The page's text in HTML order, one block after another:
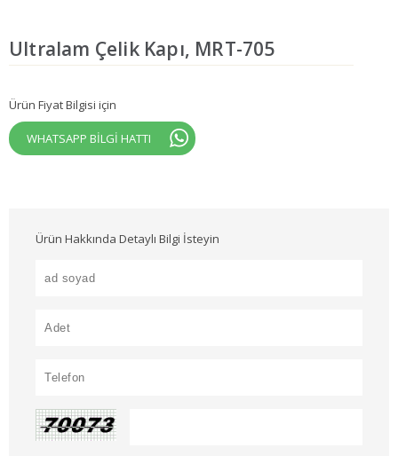
Ultralam Çelik Kapı, MRT-705
Ürün Fiyat Bilgisi için
WHATSAPP BİLGİ HATTI
Ürün Hakkında Detaylı Bilgi İsteyin